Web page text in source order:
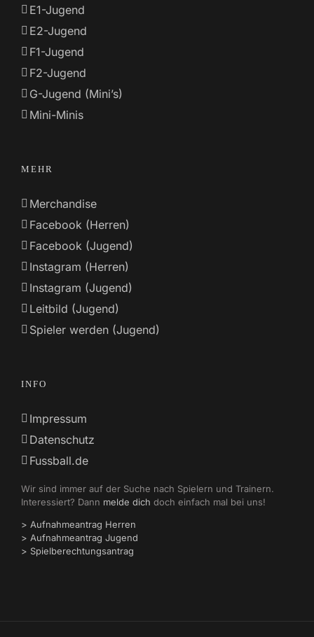
E1-Jugend
E2-Jugend
F1-Jugend
F2-Jugend
G-Jugend (Mini’s)
Mini-Minis
MEHR
Merchandise
Facebook (Herren)
Facebook (Jugend)
Instagram (Herren)
Instagram (Jugend)
Leitbild (Jugend)
Spieler werden (Jugend)
INFO
Impressum
Datenschutz
Fussball.de
Wir sind immer auf der Suche nach Spielern und Trainern.
Interessiert? Dann melde dich doch einfach mal bei uns!
> Aufnahmeantrag Herren
> Aufnahmeantrag Jugend
> Spielberechtungsantrag